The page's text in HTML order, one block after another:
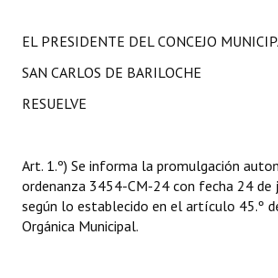
Premio al Mérito - Registro
Periodistas Decanos - Registro
Ciudadano Ilustre - Registro
Banca del Vecino - Registro
EL PRESIDENTE DEL CONCEJO
SAN CARLOS DE BARILOCHE
RESUELVE
Art. 1.º) Se informa la promulgación
ordenanza 3454-CM-24 con fecha 24 de
según lo establecido en el artículo 45.º
Orgánica Municipal.